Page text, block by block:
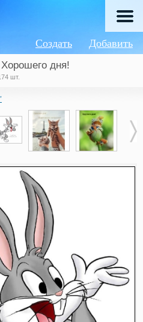
Добавить
Создать
дня!
шт.